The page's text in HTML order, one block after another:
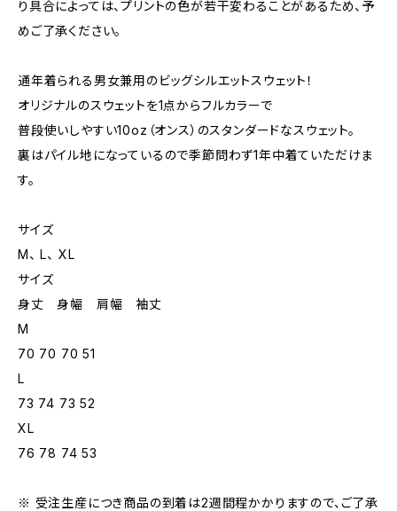
り具合によっては、プリントの色が若干変わることがあるため、予
めご了承ください。
通年着られる男女兼用のビッグシルエットスウェット！
オリジナルのスウェットを1点からフルカラーで
普段使いしやすい10oz（オンス）のスタンダードなスウェット。
裏はパイル地になっているので季節問わず1年中着ていただけま
す。
サイズ
M、 L、 XL
サイズ
身丈 身幅 肩幅 袖丈
M
70 70 70 51
L
73 74 73 52
XL
76 78 74 53
※ 受注生産につき商品の到着は2週間程かかりますので、ご了承